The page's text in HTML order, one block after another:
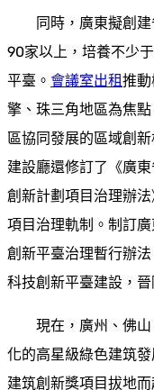
同時，廣東擬創
90家以上，培養不少
平臺。 會議室出租推動
擎、珠三角地區為焦
區協同發展的區域創
建設廳還修訂了《廣
創新計劃項目治理辦
項目治理軌制。制訂
創新平臺治理暫行辦
科技創新平臺建設，
現在，廣州、佛
化的高星級綠色建筑
建筑創新獎項目拔地而